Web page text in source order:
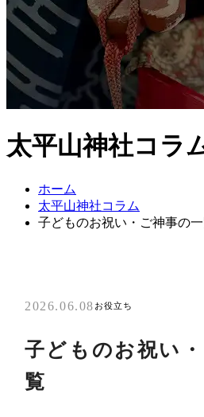
太平山神社コラ
ホーム
太平山神社コラム
子どものお祝い・ご神事の
2026.06.08 お役立ち
子どものお祝い
覧